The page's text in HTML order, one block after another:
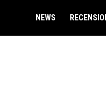
NEWS